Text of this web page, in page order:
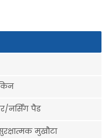
नर्सिंग पैड
मुखौटा